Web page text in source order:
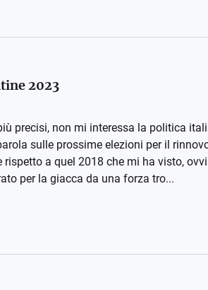
2023
precisi, non mi interessa la politica
sulle prossime elezioni per il
a quel 2018 che mi ha visto,
per la giacca da una forza tro...